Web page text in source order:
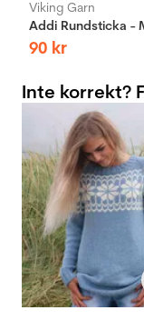
Viking Garn
90 kr
Inte korrekt?